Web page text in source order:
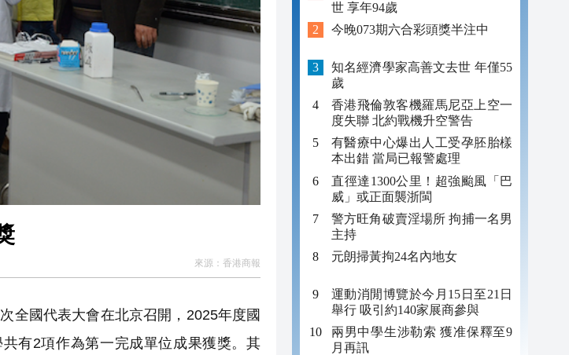
搶險救災
17:18
綠色通道！
來源： 香港商報
全國代表大會在北京召開，2025年度國
有2項作為第一完成單位成果獲獎。其
世 享年94歲
今晚073期六合彩頭獎半注中
知名經濟學家高善文去世 年僅55
歲
香港飛倫敦客機羅馬尼亞上空一
度失聯 北約戰機升空警告
有醫療中心爆出人工受孕胚胎樣
本出錯 當局已報警處理
直徑達1300公里！超強颱風「巴
威」或正面襲浙閩
警方旺角破賣淫場所 拘捕一名男
主持
元朗掃黃拘24名內地女
運動消閒博覽於今月15日至21日
舉行 吸引約140家展商參與
兩男中學生涉勒索 獲准保釋至9
月再訊